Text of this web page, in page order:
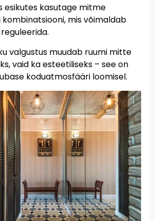
esikutes kasutage mitme
kombinatsiooni, mis võimaldab
valgustus muudab ruumi mitte
vaid ka esteetiliseks – see on
koduatmosfääri loomisel.